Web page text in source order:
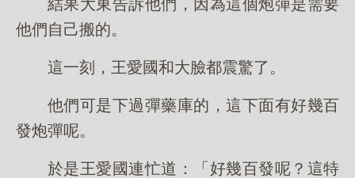
結果大東告訴他們，因為這個炮彈是需要
他們自己搬的。
這一刻，王愛國和大臉都震驚了。
他們可是下過彈藥庫的，這下面有好幾百
發炮彈呢。
於是王愛國連忙道：「好幾百發呢？這特